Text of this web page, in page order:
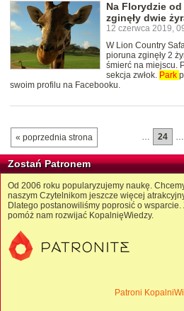
Na Florydzie
zginęły dwie
12 czerwca 2019,
W Lion Country
pioruna zginęły 2
śmierć na miejscu.
sekcja zwłok. Park
swoim profilu na Facebooku.
« poprzednia strona … 24 …
Zostań Patronem
Od 2006 roku popularyzujemy naukę.
naszym Czytelnikom jeszcze więcej
Dlatego postanowiliśmy poprosić o wsparcie.
pomóż nam rozwijać KopalnięWiedzy.
Patroni